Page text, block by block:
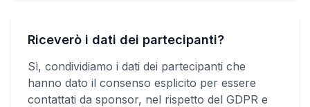
Riceverò i dati dei partecipanti?
Sì, condividiamo i dati dei partecipanti che
hanno dato il consenso esplicito per essere
contattati da sponsor, nel rispetto del GDPR e